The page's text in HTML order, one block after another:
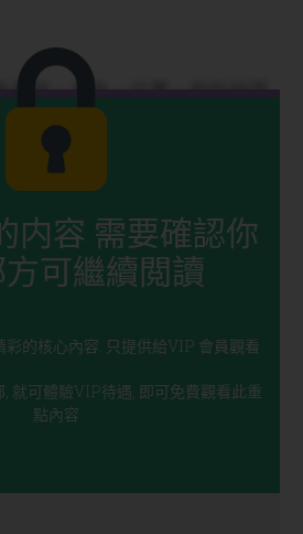
内容 需要確認你
可繼續閲讀
的核心內容. 只提供給VIP 會員觀看
就可體驗VIP待遇, 即可免費觀看此重
點內容
形狀、產色、位置。就形狀而
形屬水，三角或多角形屬火，
形屬土。
等淺色色系屬金，綠色青色屬
紅色或紅色色系顏色如紫色燈
」等所謂吉位放床或沙發。